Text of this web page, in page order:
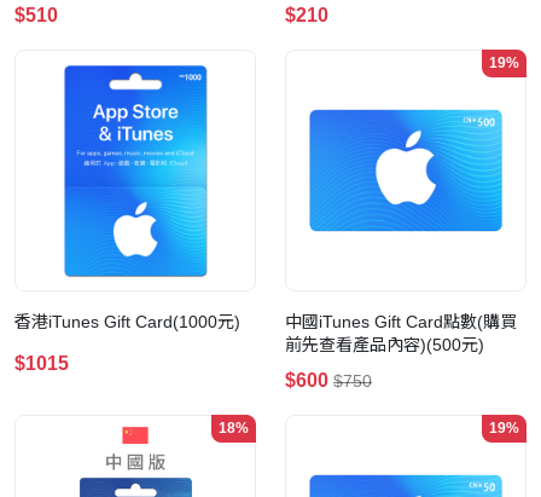
$510 $210
香港iTunes Gift Card(1000元)
$1015
19%
中國iTunes Gift Card點數(購買
前先查看產品內容)(500元)
$600 $750
18% 19%